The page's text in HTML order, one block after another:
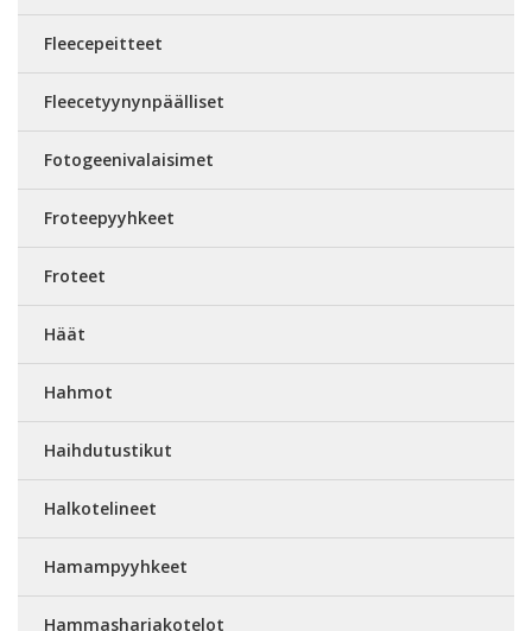
Fleecepeitteet
Fleecetyynynpäälliset
Fotogeenivalaisimet
Froteepyyhkeet
Froteet
Häät
Hahmot
Haihdutustikut
Halkotelineet
Hamampyyhkeet
Hammasharjakotelot